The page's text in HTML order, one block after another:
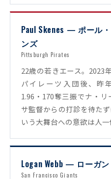
Paul Skenes — ポール
ンズ
Pittsburgh Pirates
22歳の若きエース。2023
パイレーツ入団後、昨
1.96・170奪三振でナ・
サ監督からの打診を待た
いう大舞台への意欲は人一
Logan Webb — ローガ
San Francisco Giants